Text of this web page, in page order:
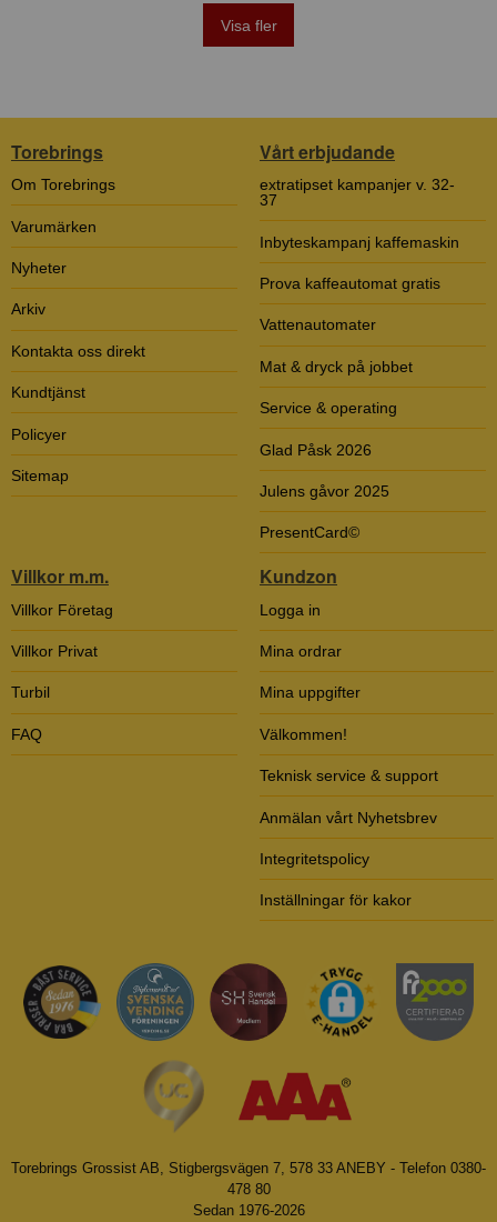
Visa fler
Torebrings
Om Torebrings
Varumärken
Nyheter
Arkiv
Kontakta oss direkt
Kundtjänst
Policyer
Sitemap
Vårt erbjudande
extratipset kampanjer v. 32-
37
Inbyteskampanj kaffemaskin
Prova kaffeautomat gratis
Vattenautomater
Mat & dryck på jobbet
Service & operating
Glad Påsk 2026
Julens gåvor 2025
PresentCard©
Villkor m.m.
Villkor Företag
Villkor Privat
Turbil
FAQ
Kundzon
Logga in
Mina ordrar
Mina uppgifter
Välkommen!
Teknisk service & support
Anmälan vårt Nyhetsbrev
Integritetspolicy
Inställningar för kakor
Torebrings Grossist AB, Stigbergsvägen 7, 578 33 ANEBY - Telefon 0380-
478 80
Sedan 1976-2026